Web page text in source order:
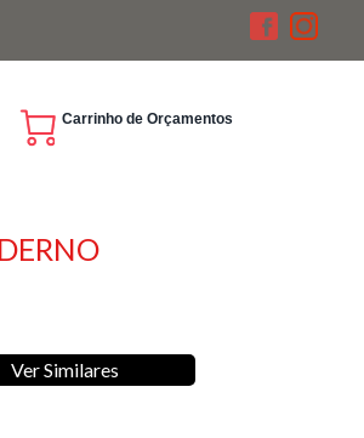
Carrinho de Orçamentos
Ver Similares